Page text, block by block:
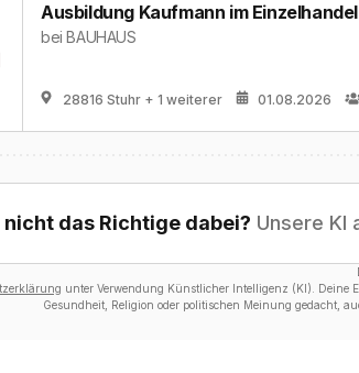
Ausbildung Kaufmann im
beiBAUHAUS
28816 Stuhr + 1 weiterer 01.08.2026
nicht das Richtige dabei? Unsere KI
unter Verwendung Künstlicher Intelligenz (KI). Deine
Gesundheit, Religion oder politischen Meinung gedacht,